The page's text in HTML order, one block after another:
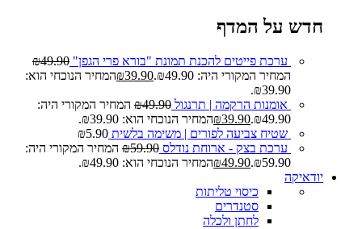
חדש על המדף
ערכת פייטים להכנת תמונת "בורא פרי הגפן" ₪49.90
המחיר המקורי היה: ₪49.90.
₪39.90
המחיר הנוכחי הוא:
₪39.90.
אומנות הרקמה | תרנגול
₪49.90
המחיר המקורי היה:
₪49.90.
₪39.90
המחיר הנוכחי הוא: ₪39.90.
שטיח צביעה לפורים | משימה בלשית
₪5.90
ערכת בצק - ארוחת נודלס
₪59.90
המחיר המקורי היה:
₪59.90.
₪49.90
המחיר הנוכחי הוא: ₪49.90.
יודאיקה
כיסוי טליתות
סטנדרים
לחתן ולכלה